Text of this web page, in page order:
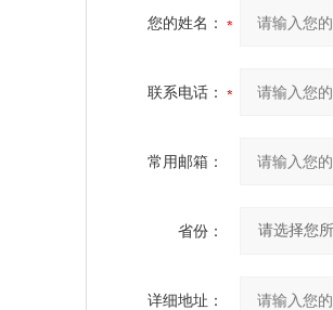
您的姓名：
联系电话：
常用邮箱：
省份：
详细地址：